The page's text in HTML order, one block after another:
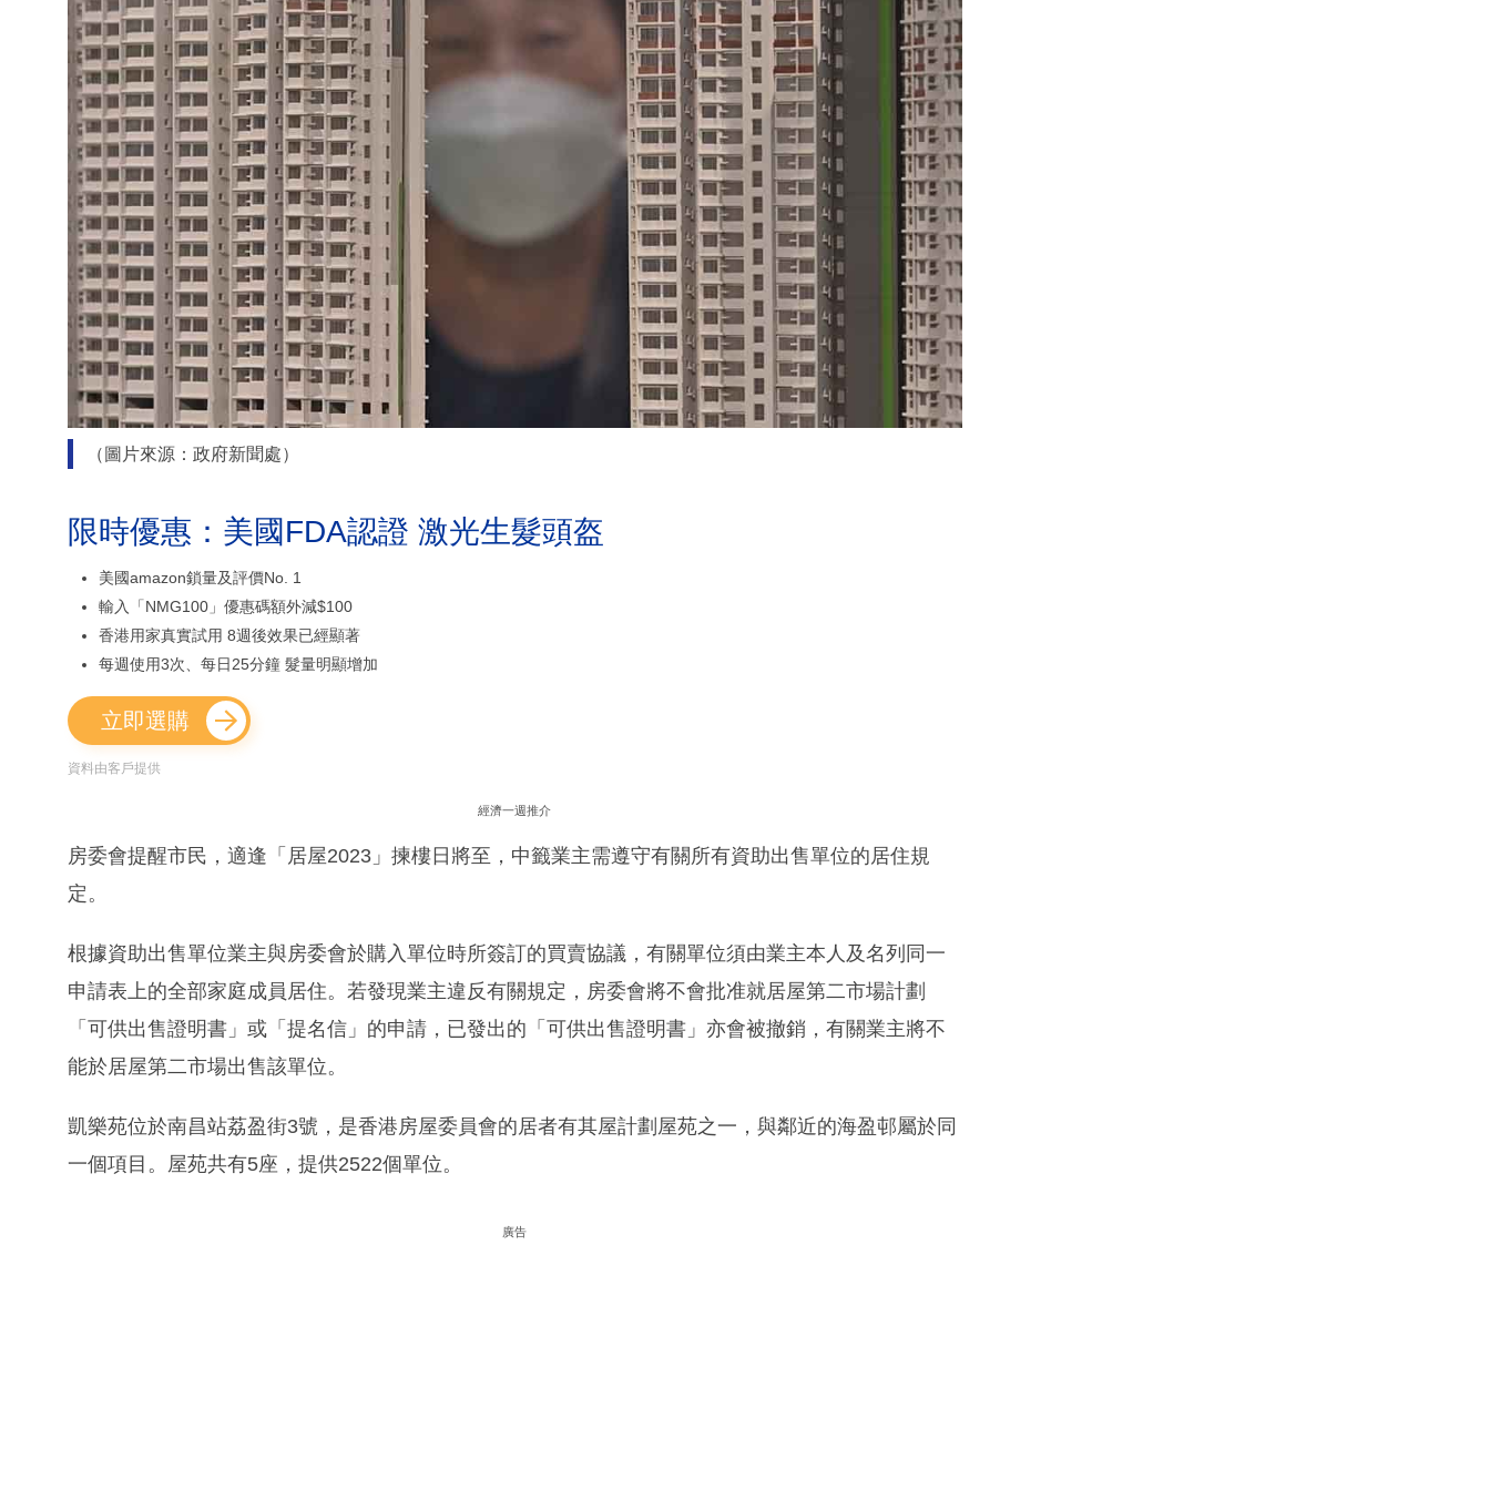
（圖片來源：政府新聞處）
限時優惠：美國FDA認證 激光生髮頭盔
美國amazon鎖量及評價No. 1
輸入「NMG100」優惠碼額外減$100
香港用家真實試用 8週後效果已經顯著
每週使用3次、每日25分鐘 髮量明顯增加
立即選購
資料由客戶提供
經濟一週推介
房委會提醒市民，適逢「居屋2023」揀樓日將至，中籤業主需遵守有關所有資助出售單位的居住規
定。
根據資助出售單位業主與房委會於購入單位時所簽訂的買賣協議，有關單位須由業主本人及名列同一
申請表上的全部家庭成員居住。若發現業主違反有關規定，房委會將不會批准就居屋第二市場計劃
「可供出售證明書」或「提名信」的申請，已發出的「可供出售證明書」亦會被撤銷，有關業主將不
能於居屋第二市場出售該單位。
凱樂苑位於南昌站荔盈街3號，是香港房屋委員會的居者有其屋計劃屋苑之一，與鄰近的海盈邨屬於同
一個項目。屋苑共有5座，提供2522個單位。
廣告